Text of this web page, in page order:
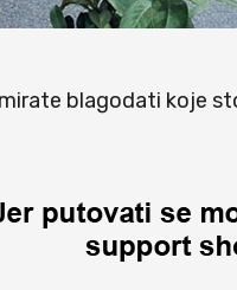
blagodati koje